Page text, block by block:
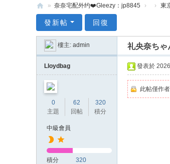
奈
» 奈奈宅配外约❤️Gleezy：jp8845 › › 東
發新帖 回復
樓主: admin 礼央奈ちゃ
Lloydbag
0
主題
62
回帖
320
積分
中級會員
積分 320
發表於
此帖僅作